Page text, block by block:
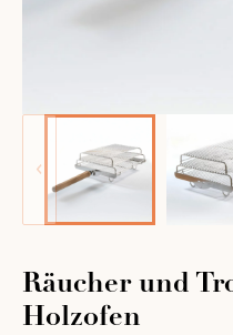
Räucher und
Holzofen